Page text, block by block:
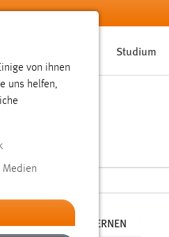
Studium
ALLE FILTER ENTFERNEN
von ihnen
uns helfen,
Medien